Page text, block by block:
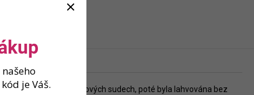
zrála ve starších dubových sudech, poté byla lahvována bez
je Váš.